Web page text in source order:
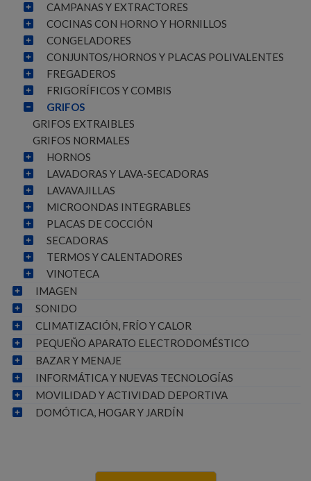
CAMPANAS Y EXTRACTORES
COCINAS CON HORNO Y HORNILLOS
CONGELADORES
CONJUNTOS/HORNOS Y PLACAS POLIVALENTES
FREGADEROS
FRIGORÍFICOS Y COMBIS
GRIFOS
GRIFOS EXTRAIBLES
GRIFOS NORMALES
HORNOS
LAVADORAS Y LAVA-SECADORAS
LAVAVAJILLAS
MICROONDAS INTEGRABLES
PLACAS DE COCCIÓN
SECADORAS
TERMOS Y CALENTADORES
VINOTECA
IMAGEN
SONIDO
CLIMATIZACIÓN, FRÍO Y CALOR
PEQUEÑO APARATO ELECTRODOMÉSTICO
BAZAR Y MENAJE
INFORMÁTICA Y NUEVAS TECNOLOGÍAS
MOVILIDAD Y ACTIVIDAD DEPORTIVA
DOMÓTICA, HOGAR Y JARDÍN